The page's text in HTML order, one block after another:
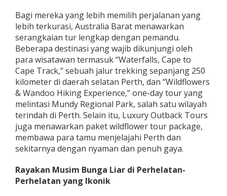
,
d
a
n
P
i
i
h
a
n
D
e
s
t
i
a
s
i
Bagi mereka yang lebih memilih perjalanan yang
lebih terkurasi, Australia Barat menawarkan
serangkaian tur lengkap dengan pemandu.
Beberapa destinasi yang wajib dikunjungi oleh
para wisatawan termasuk “Waterfalls, Cape to
Cape Track,” sebuah jalur trekking sepanjang 250
kilometer di daerah selatan Perth, dan “Wildflowers
& Wandoo Hiking Experience,” one-day tour yang
melintasi Mundy Regional Park, salah satu wilayah
terindah di Perth. Selain itu, Luxury Outback Tours
juga menawarkan paket wildflower tour package,
membawa para tamu menjelajahi Perth dan
sekitarnya dengan nyaman dan penuh gaya.
Rayakan Musim Bunga Liar di Perhelatan-
Perhelatan yang Ikonik